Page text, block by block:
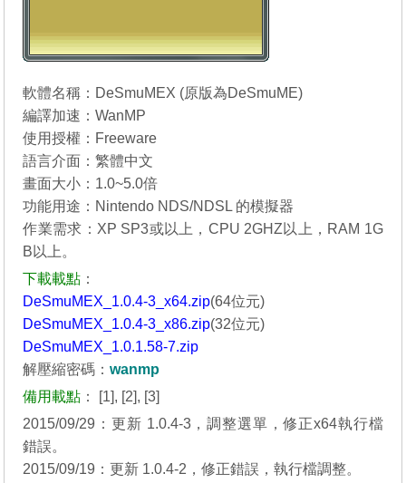
軟體名稱：DeSmuMEX (原版為DeSmuME)
編譯加速：WanMP
使用授權：Freeware
語言介面：繁體中文
畫面大小：1.0~5.0倍
功能用途：Nintendo NDS/NDSL 的模擬器
作業需求：XP SP3或以上，CPU 2GHZ以上，RAM 1G
B以上。
下載載點 ：
DeSmuMEX_1.0.4-3_x64.zip(64位元)
DeSmuMEX_1.0.4-3_x86.zip(32位元)
DeSmuMEX_1.0.1.58-7.zip
解壓縮密碼：wanmp
備用載點 ： [1], [2], [3]
2015/09/29：更新 1.0.4-3，調整選單，修正x64執行檔
錯誤。
2015/09/19：更新 1.0.4-2，修正錯誤，執行檔調整。